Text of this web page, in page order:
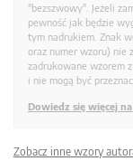
"bezszwowy". Jeżeli
pewność jak będzie
tym nadrukiem. Znak
oraz numer wzoru) nie
zadrukowane wzorem
i nie mogą być
Dowiedz się więcej
Zobacz inne wzory